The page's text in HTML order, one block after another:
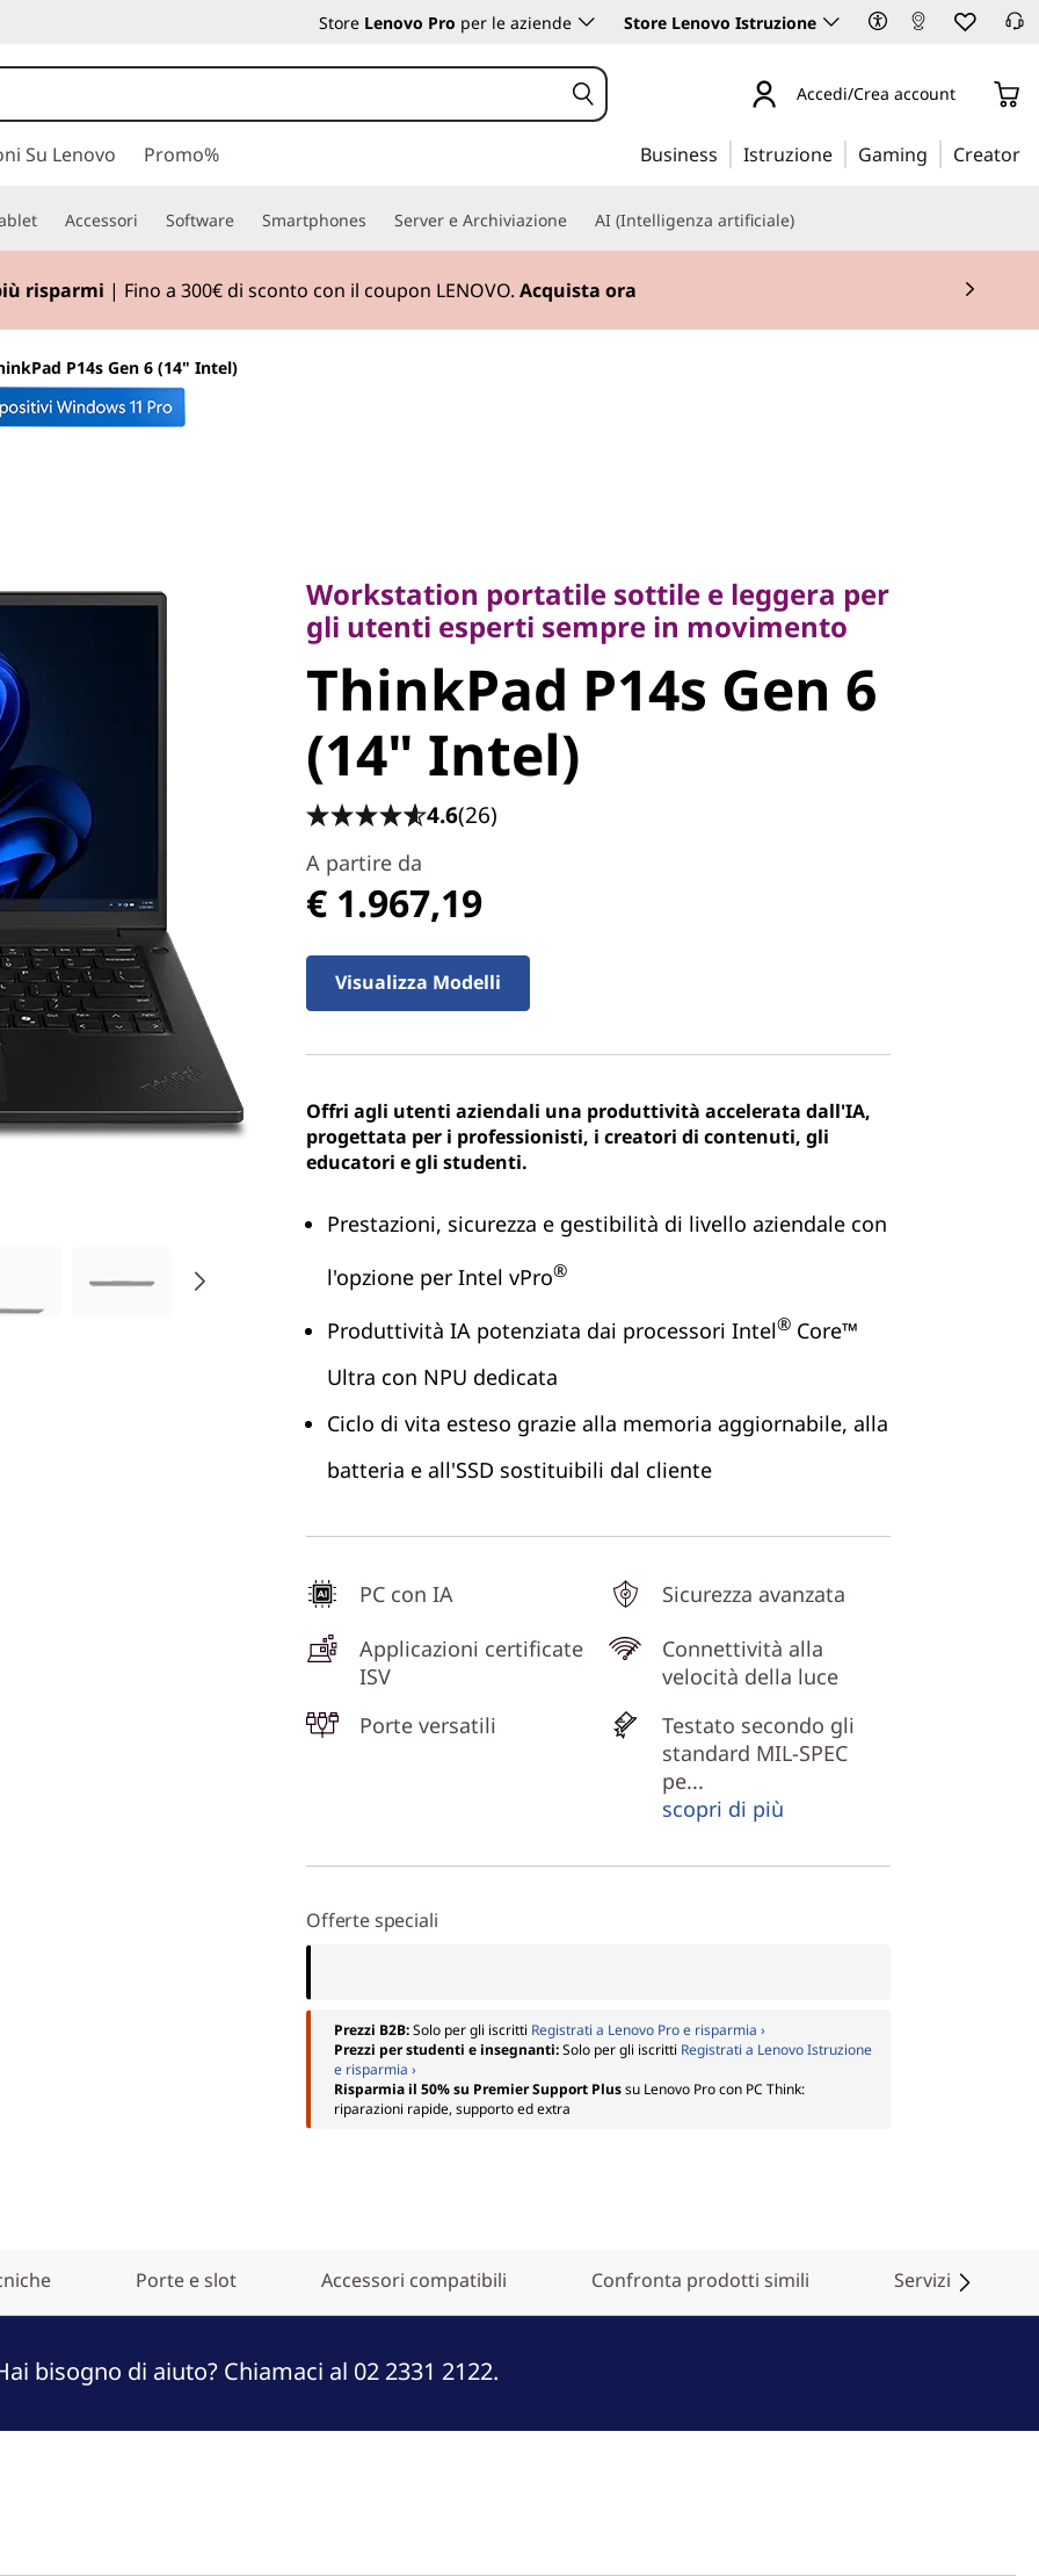
Store Lenovo Pro per le aziende Store Lenovo Istruzione
Accedi/Crea account
Su Lenovo Promo% Business Istruzione Gaming Creator
Accessori Software Smartphones Server e Archiviazione AI (Intelligenza artificiale)
risparmi | Fino a 300€ di sconto con il coupon LENOVO. Acquista ora
P14s Gen 6 (14" Intel)
ThinkPad P14s Gen
6 (14" Intel)
Workstation portatile sottile e leggera per
gli utenti esperti sempre in movimento
ThinkPad P14s Gen 6
(14" Intel)
4.6(26)
A partire da
€ 1.967,19
Visualizza Modelli
Offri agli utenti aziendali una produttività accelerata dall'IA,
progettata per i professionisti, i creatori di contenuti, gli
educatori e gli studenti.
Prestazioni, sicurezza e gestibilità di livello aziendale con
l'opzione per Intel vPro®
Produttività IA potenziata dai processori Intel® Core™
Ultra con NPU dedicata
Ciclo di vita esteso grazie alla memoria aggiornabile, alla
batteria e all'SSD sostituibili dal cliente
PC con IA
Sicurezza avanzata
Applicazioni certificate
ISV
Connettività alla
velocità della luce
Porte versatili
Testato secondo gli
standard MIL-SPEC
pe...
scopri di più
Offerte speciali
Prezzi B2B:Solo per gli iscritti Registrati a Lenovo Pro e risparmia ›
Prezzi per studenti e insegnanti:Solo per gli iscritti Registrati a Lenovo Istruzione
e risparmia ›
Risparmia il 50% su Premier Support Plussu Lenovo Pro con PC Think:
riparazioni rapide, supporto ed extra
Porte e slot Accessori compatibili Confronta prodotti simili Servizi
bisogno di aiuto? Chiamaci al 02 2331 2122.